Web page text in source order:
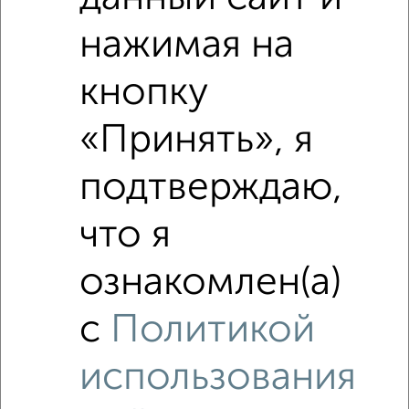
Рядом, с меньшей ценой
Недалеко от Большая Московская 63к1 с ценой ниже
нажимая на
кнопку
«Принять», я
подтверждаю,
что я
ознакомлен(а)
с Политикой
использования